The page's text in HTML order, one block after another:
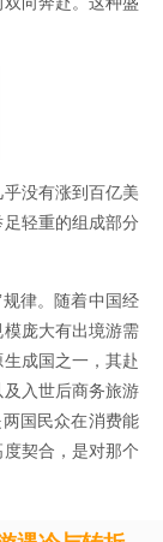
没有涨到百亿美
轻重的组成部分
律。随着中国经
庞大有出境游需
成国之一，其赴
入世后商务旅游
国民众在消费能
契合，是对那个